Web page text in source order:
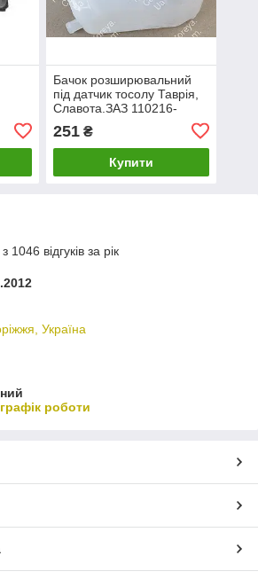
Бачок розширювальний
під датчик тосолу Таврія,
Славота.ЗАЗ 110216-
251₴
Купити
1046 відгуків за рік
Україна
роботи